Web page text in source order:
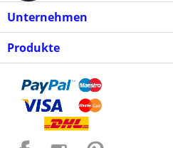
Unternehmen
Produkte